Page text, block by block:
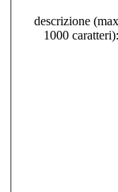
descrizione (max
1000 caratteri):